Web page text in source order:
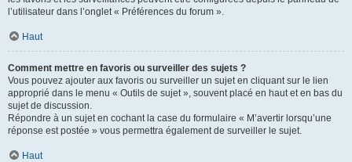
l’utilisateur dans l’onglet « Préférences du forum ».
Haut
Comment mettre en favoris ou surveiller des sujets ?
Vous pouvez ajouter aux favoris ou surveiller un sujet en cliquant sur le lien
approprié dans le menu « Outils de sujet », souvent placé en haut et en bas du
sujet de discussion.
Répondre à un sujet en cochant la case du formulaire « M’avertir lorsqu’une
réponse est postée » vous permettra également de surveiller le sujet.
Haut